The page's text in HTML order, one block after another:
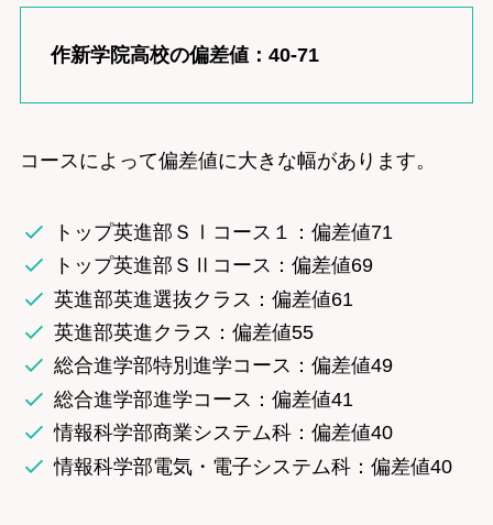
作新学院高校の偏差値：40-71
コースによって偏差値に大きな幅があります。
トップ英進部ＳⅠコース１：偏差値71
トップ英進部ＳⅡコース：偏差値69
英進部英進選抜クラス：偏差値61
英進部英進クラス：偏差値55
総合進学部特別進学コース：偏差値49
総合進学部進学コース：偏差値41
情報科学部商業システム科：偏差値40
情報科学部電気・電子システム科：偏差値40